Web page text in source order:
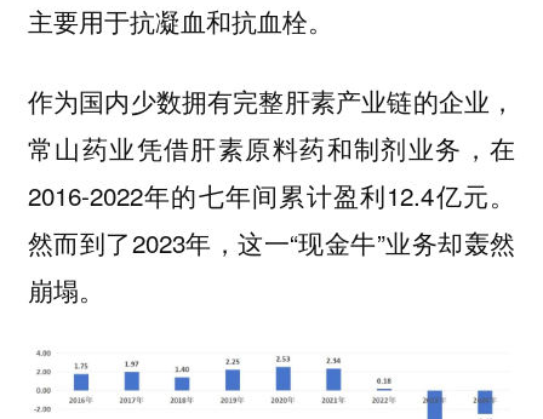
主要用于抗凝血和抗血栓。
作为国内少数拥有完整肝素产业链的企业，
常山药业凭借肝素原料药和制剂业务，在
2016-2022年的七年间累计盈利12.4亿元。
然而到了2023年，这一“现金牛”业务却轰然
崩塌。